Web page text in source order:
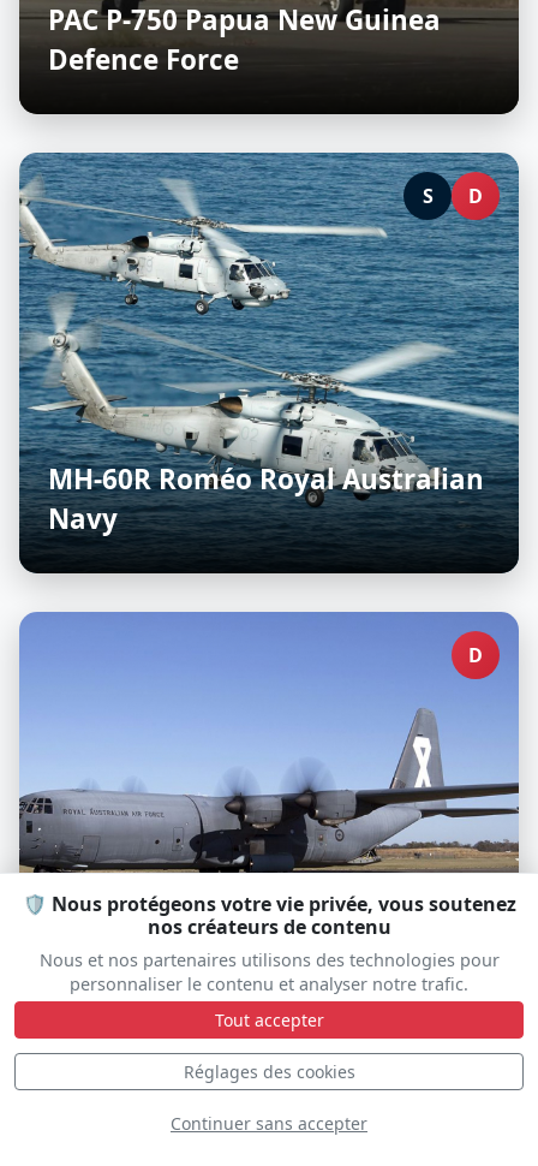
🛡️ Nous protégeons votre vie privée, vous soutenez
nos créateurs de contenu
Nous et nos partenaires utilisons des technologies pour
personnaliser le contenu et analyser notre trafic.
Tout accepter
Réglages des cookies
Continuer sans accepter
PAC P-750 Papua New Guinea
Defence Force
S D
MH-60R Roméo Royal Australian
Navy
D
C-130J Hercules Royal Australian
Air Force